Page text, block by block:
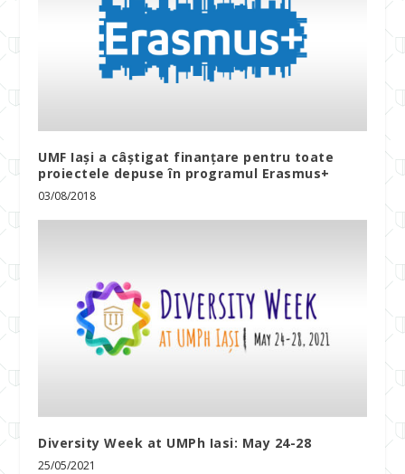
UMF Iași a câștigat finanțare pentru toate
proiectele depuse în programul Erasmus+
03/08/2018
Diversity Week at UMPh Iasi: May 24-28
25/05/2021